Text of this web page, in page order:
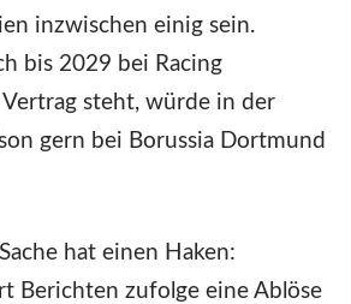
inzwischen einig sein.
bis 2029 bei Racing
steht, würde in der
gern bei Borussia Dortmund
hat einen Haken:
Berichten zufolge eine Ablöse